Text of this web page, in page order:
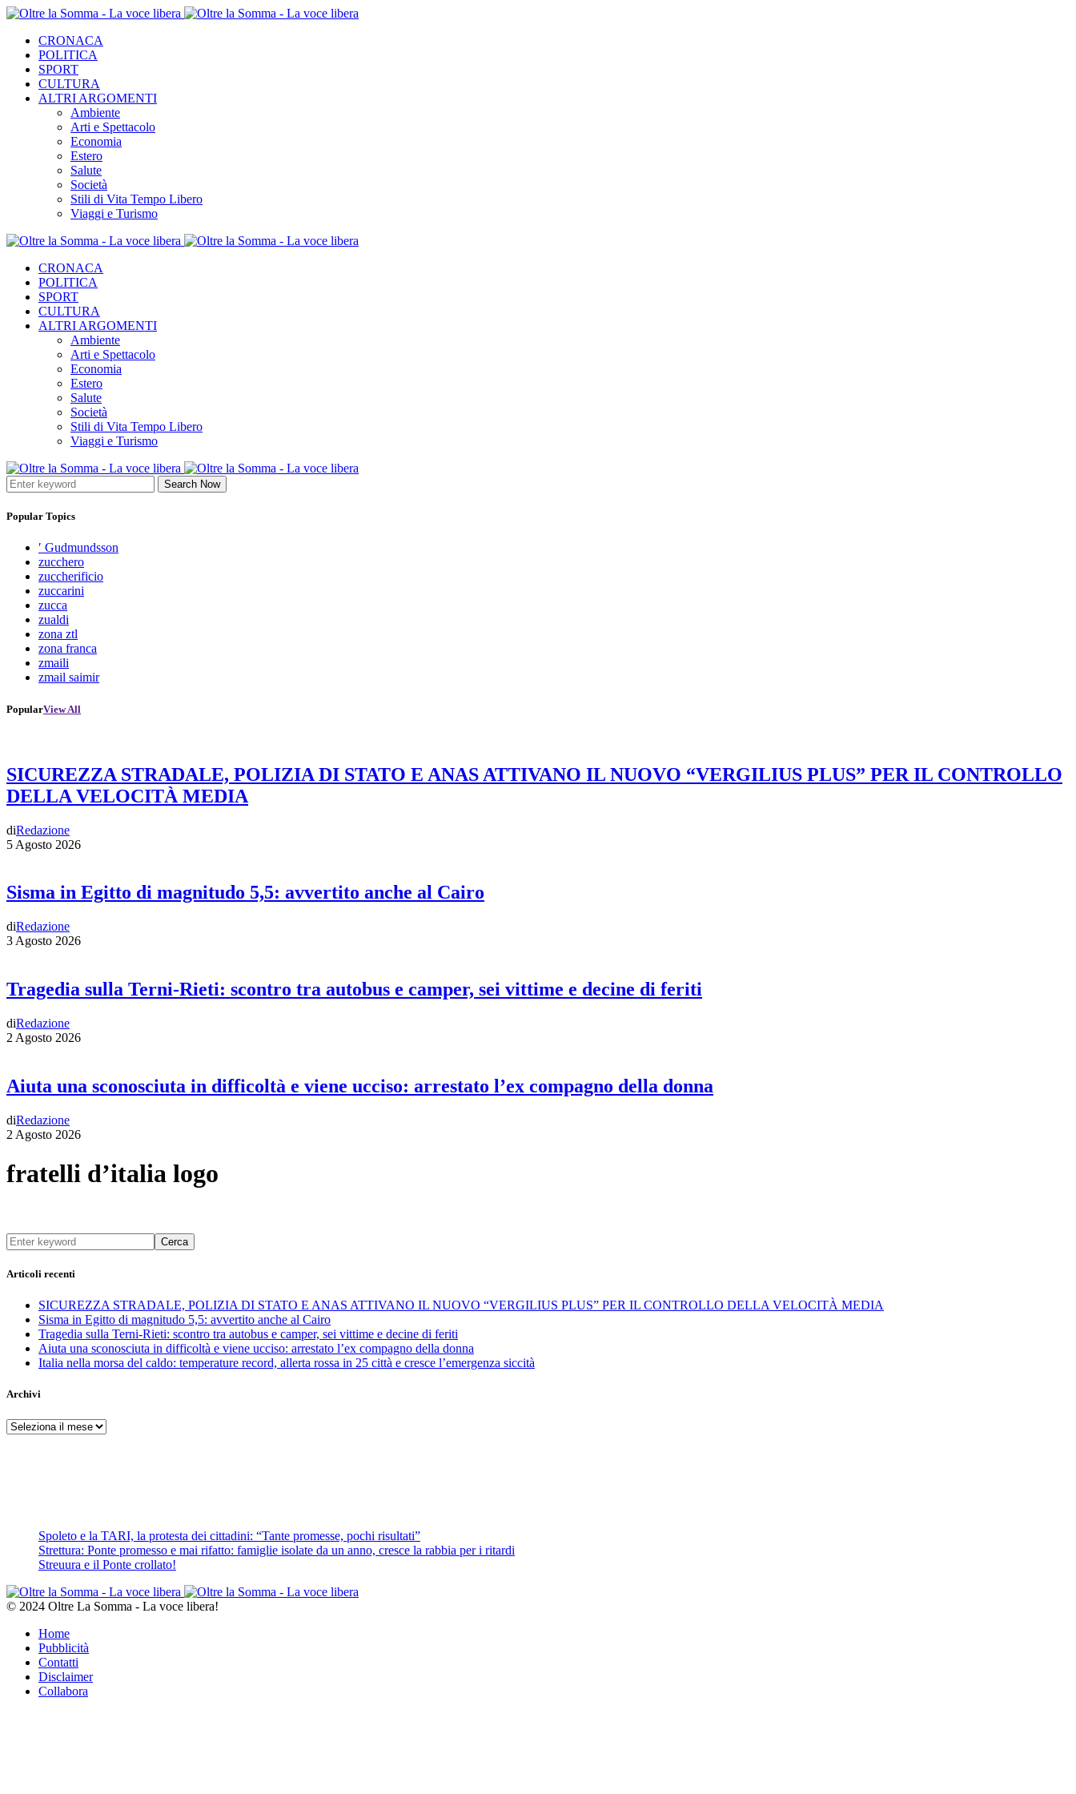
CRONACA
POLITICA
SPORT
CULTURA
ALTRI ARGOMENTI
Ambiente
Arti e Spettacolo
Economia
Estero
Salute
Società
Stili di Vita Tempo Libero
Viaggi e Turismo
CRONACA
POLITICA
SPORT
CULTURA
ALTRI ARGOMENTI
Ambiente
Arti e Spettacolo
Economia
Estero
Salute
Società
Stili di Vita Tempo Libero
Viaggi e Turismo
Search Now
Popular Topics
′ Gudmundsson
zucchero
zuccherificio
zuccarini
zucca
zualdi
zona ztl
zona franca
zmaili
zmail saimir
PopularView All
SICUREZZA STRADALE, POLIZIA DI STATO E ANAS ATTIVANO IL NUOVO “VERGILIUS PLUS” PER IL CONTROLLO
DELLA VELOCITÀ MEDIA
diRedazione
5 Agosto 2026
Sisma in Egitto di magnitudo 5,5: avvertito anche al Cairo
diRedazione
3 Agosto 2026
Tragedia sulla Terni-Rieti: scontro tra autobus e camper, sei vittime e decine di feriti
diRedazione
2 Agosto 2026
Aiuta una sconosciuta in difficoltà e viene ucciso: arrestato l’ex compagno della donna
diRedazione
2 Agosto 2026
fratelli d’italia logo
Cerca
Articoli recenti
SICUREZZA STRADALE, POLIZIA DI STATO E ANAS ATTIVANO IL NUOVO “VERGILIUS PLUS” PER IL CONTROLLO DELLA VELOCITÀ MEDIA
Sisma in Egitto di magnitudo 5,5: avvertito anche al Cairo
Tragedia sulla Terni-Rieti: scontro tra autobus e camper, sei vittime e decine di feriti
Aiuta una sconosciuta in difficoltà e viene ucciso: arrestato l’ex compagno della donna
Italia nella morsa del caldo: temperature record, allerta rossa in 25 città e cresce l’emergenza siccità
Archivi
Archivi
Spoleto e la TARI, la protesta dei cittadini: “Tante promesse, pochi risultati”
Strettura: Ponte promesso e mai rifatto: famiglie isolate da un anno, cresce la rabbia per i ritardi
Streuura e il Ponte crollato!
© 2024 Oltre La Somma - La voce libera!
Home
Pubblicità
Contatti
Disclaimer
Collabora